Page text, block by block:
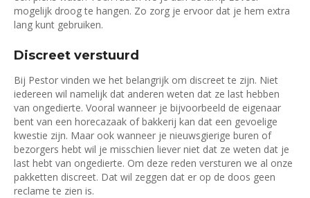
mogelijk droog te hangen. Zo zorg je ervoor dat je hem extra
lang kunt gebruiken.
Discreet verstuurd
Bij Pestor vinden we het belangrijk om discreet te zijn. Niet
iedereen wil namelijk dat anderen weten dat ze last hebben
van ongedierte. Vooral wanneer je bijvoorbeeld de eigenaar
bent van een horecazaak of bakkerij kan dat een gevoelige
kwestie zijn. Maar ook wanneer je nieuwsgierige buren of
bezorgers hebt wil je misschien liever niet dat ze weten dat je
last hebt van ongedierte. Om deze reden versturen we al onze
pakketten discreet. Dat wil zeggen dat er op de doos geen
reclame te zien is.